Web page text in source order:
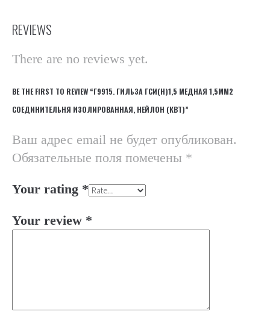
REVIEWS
There are no reviews yet.
BE THE FIRST TO REVIEW “Г9915. ГИЛЬЗА ГСИ(Н)1,5 МЕДНАЯ 1,5ММ2
СОЕДИНИТЕЛЬНЯ ИЗОЛИРОВАННАЯ, НЕЙЛОН (КВТ)”
Ваш адрес email не будет опубликован.
Обязательные поля помечены *
Your rating *
Your review *